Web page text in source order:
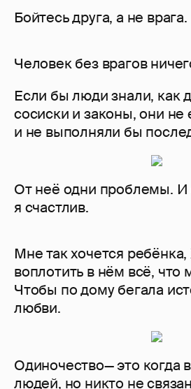
Бойтесь друга, а не врага.
Человек без врагов
Если бы люди знали, как
сосиски и законы, они
и не выполняли бы
От неё одни проблемы. И
я счастлив.
Мне так хочется
воплотить в нём всё,
Чтобы по дому бегала
любви.
Одиночество— это когда
людей, но никто не